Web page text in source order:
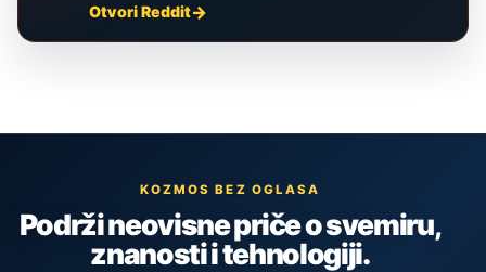
Otvori Reddit
KOZMOS BEZ OGLASA
Podrži neovisne priče o svemiru,
znanosti i tehnologiji.